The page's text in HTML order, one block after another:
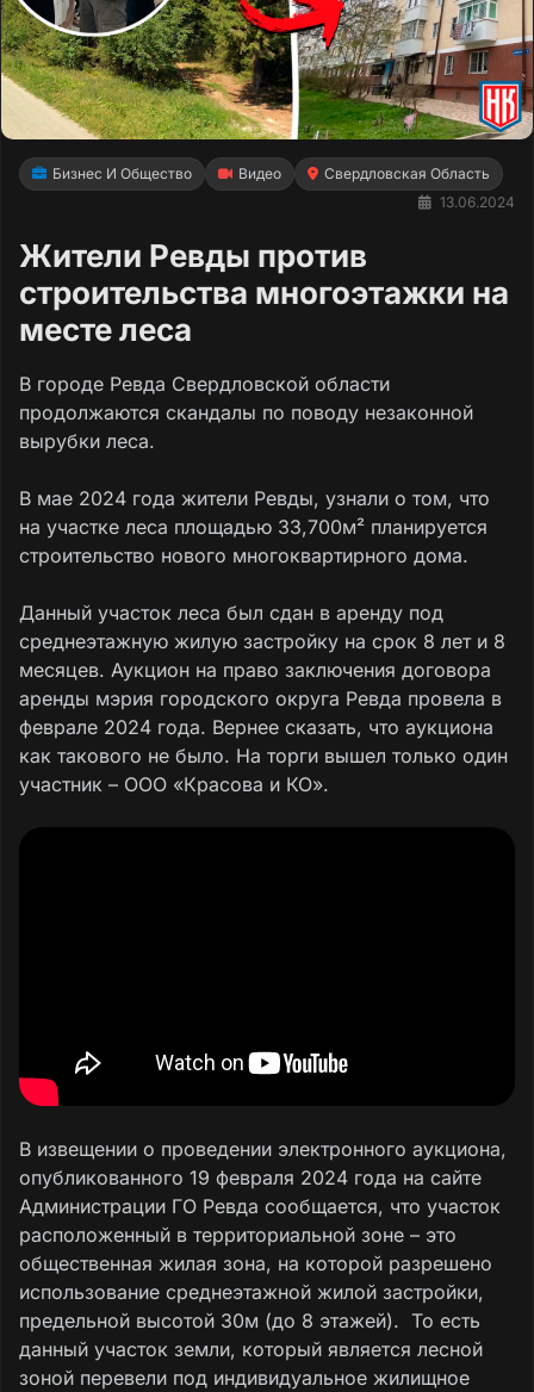
Бизнес И Общество Видео
Свердловская Область
13.06.2024
Жители Ревды против
строительства многоэтажки на
месте леса
В городе Ревда Свердловской области
продолжаются скандалы по поводу незаконной
вырубки леса.
В мае 2024 года жители Ревды, узнали о том, что
на участке леса площадью 33,700м² планируется
строительство нового многоквартирного дома.
Данный участок леса был сдан в аренду под
среднеэтажную жилую застройку на срок 8 лет и 8
месяцев. Аукцион на право заключения договора
аренды мэрия городского округа Ревда провела в
феврале 2024 года. Вернее сказать, что аукциона
как такового не было. На торги вышел только один
участник – ООО «Красова и КО».
В извещении о проведении электронного аукциона,
опубликованного 19 февраля 2024 года на сайте
Администрации ГО Ревда сообщается, что участок
расположенный в территориальной зоне – это
общественная жилая зона, на которой разрешено
использование среднеэтажной жилой застройки,
предельной высотой 30м (до 8 этажей). То есть
данный участок земли, который является лесной
зоной перевели под индивидуальное жилищное